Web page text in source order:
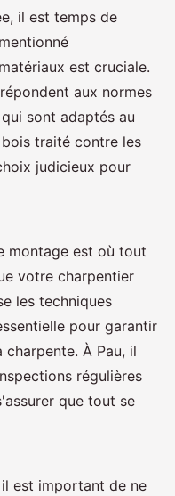
il est temps de
est cruciale.
aux normes
sont adaptés au
traité contre les
judicieux pour
montage est où tout
votre charpentier
les techniques
pour garantir
À Pau, il
régulières
que tout se
est important de ne